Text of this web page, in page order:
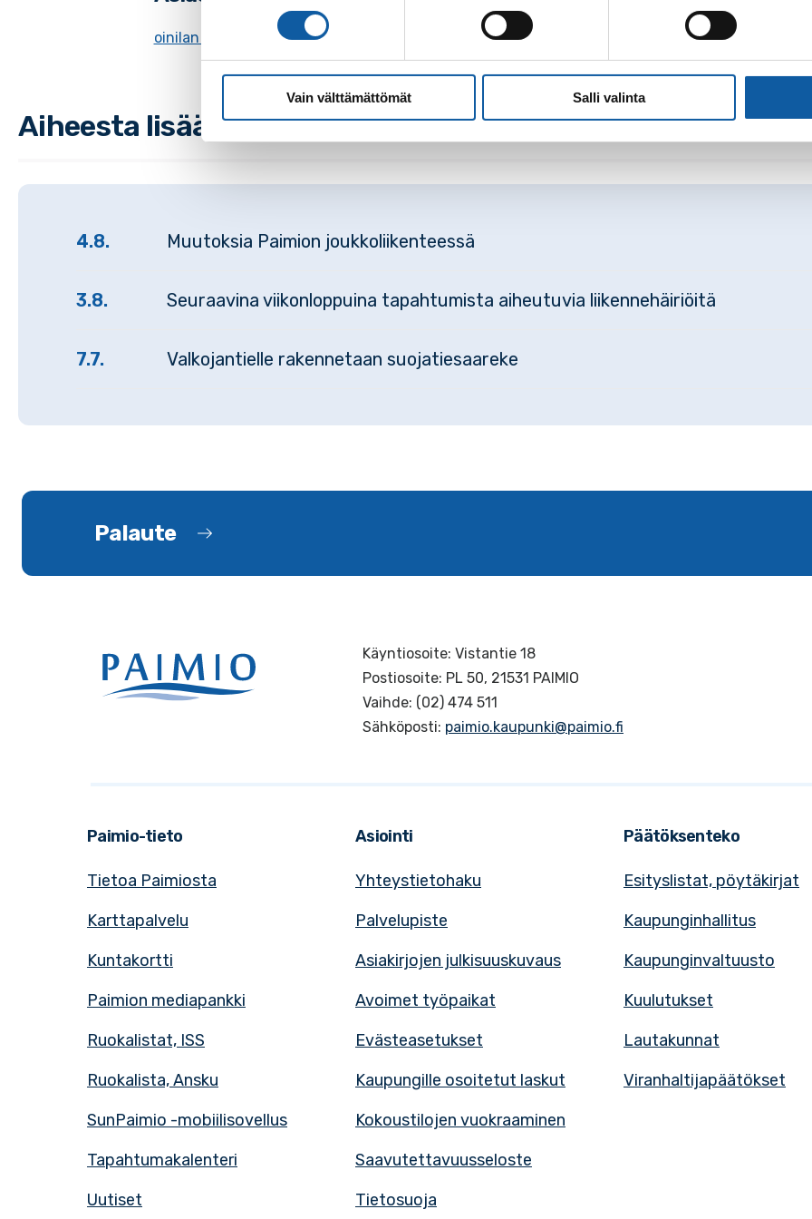
Vain välttämättömät Salli valinta
oinilan päiväkoti pysäköinti
Aiheesta lisää
4.8. Muutoksia Paimion joukkoliikenteessä
3.8. Seuraavina viikonloppuina tapahtumista aiheutuvia liikennehäiriöitä
7.7. Valkojantielle rakennetaan suojatiesaareke
Palaute
Käyntiosoite: Vistantie 18
Postiosoite: PL 50, 21531 PAIMIO
Vaihde: (02) 474 511
Sähköposti: paimio.kaupunki@paimio.fi
Paimio-tieto
Tietoa Paimiosta
Karttapalvelu
Kuntakortti
Paimion mediapankki
Ruokalistat, ISS
Ruokalista, Ansku
SunPaimio -mobiilisovellus
Tapahtumakalenteri
Uutiset
Asiointi
Yhteystietohaku
Palvelupiste
Asiakirjojen julkisuuskuvaus
Avoimet työpaikat
Evästeasetukset
Kaupungille osoitetut laskut
Kokoustilojen vuokraaminen
Saavutettavuusseloste
Tietosuoja
Päätöksenteko
Esityslistat, pöytäkirjat
Kaupunginhallitus
Kaupunginvaltuusto
Kuulutukset
Lautakunnat
Viranhaltijapäätökset